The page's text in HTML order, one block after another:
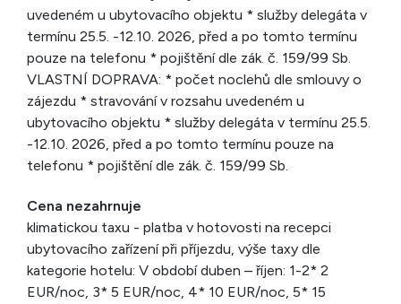
uvedeném u ubytovacího objektu * služby delegáta v
termínu 25.5. -12.10. 2026, před a po tomto termínu
pouze na telefonu * pojištění dle zák. č. 159/99 Sb.
VLASTNÍ DOPRAVA: * počet noclehů dle smlouvy o
zájezdu * stravování v rozsahu uvedeném u
ubytovacího objektu * služby delegáta v termínu 25.5.
-12.10. 2026, před a po tomto termínu pouze na
telefonu * pojištění dle zák. č. 159/99 Sb.
Cena nezahrnuje
klimatickou taxu - platba v hotovosti na recepci
ubytovacího zařízení při příjezdu, výše taxy dle
kategorie hotelu: V období duben – říjen: 1-2* 2
EUR/noc, 3* 5 EUR/noc, 4* 10 EUR/noc, 5* 15